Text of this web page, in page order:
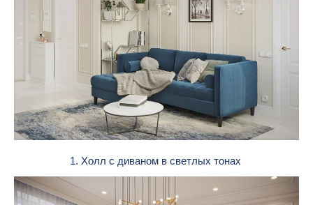
1. Холл с диваном в светлых тонах